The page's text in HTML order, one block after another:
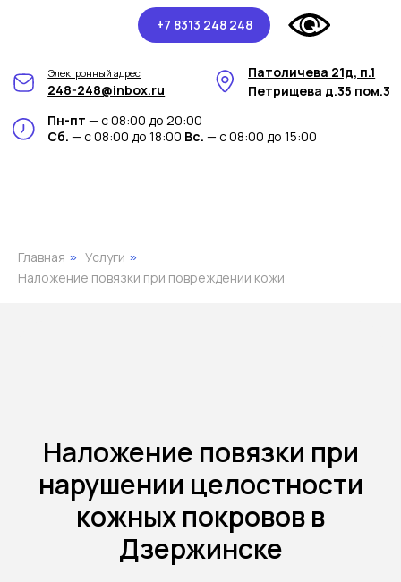
+7 8313 248 248
Пн-пт — с 08:00 до 20:00
Сб.— с 08:00 до 18:00Вс.— с 08:00 до 15:00
Главная » Услуги »
Наложение повязки при повреждении кожи
Наложение повязки при
нарушении целостности
кожных покровов в
Дзержинске